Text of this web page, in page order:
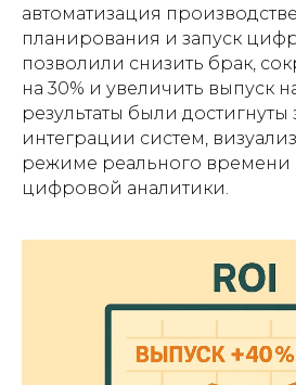
автоматизация
планирования и запуск
позволили снизить брак,
на 30% и увеличить выпуск
результаты были достигнуты
интеграции систем,
режиме реального времени
цифровой аналитики.